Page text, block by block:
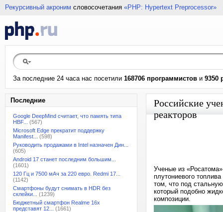
Рекурсивный акроним словосочетания «PHP: Hypertext Preprocessor»
За последние 24 часа нас посетили 168706 программистов и 9350
Последние
Google DeepMind считает, что память типа
HBF...
(567)
Microsoft Edge прекратит поддержку
Manifest...
(598)
Руководить продажами в Intel назначен Дин...
(605)
Android 17 станет последним большим...
(1601)
120 Гц и 7500 мАч за 220 евро. Redmi 17...
(1142)
Смартфоны будут снимать в HDR без
склейки...
(1239)
Бюджетный смартфон Realme 16x
представят 12...
(1661)
Российские
реакторов
Ученые из
плутониевого
том, что под
который подобно
композиции.